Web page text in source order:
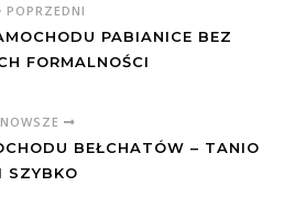
POPRZEDNI
PABIANICE BEZ
FORMALNOŚCI
NOWSZE
BEŁCHATÓW – TANIO
I SZYBKO